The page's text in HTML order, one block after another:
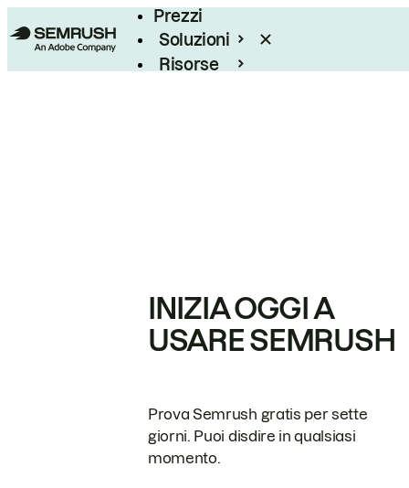
Prezzi
Soluzioni
Risorse
INIZIA OGGI A
USARE SEMRUSH
Prova Semrush gratis per sette
giorni. Puoi disdire in qualsiasi
momento.